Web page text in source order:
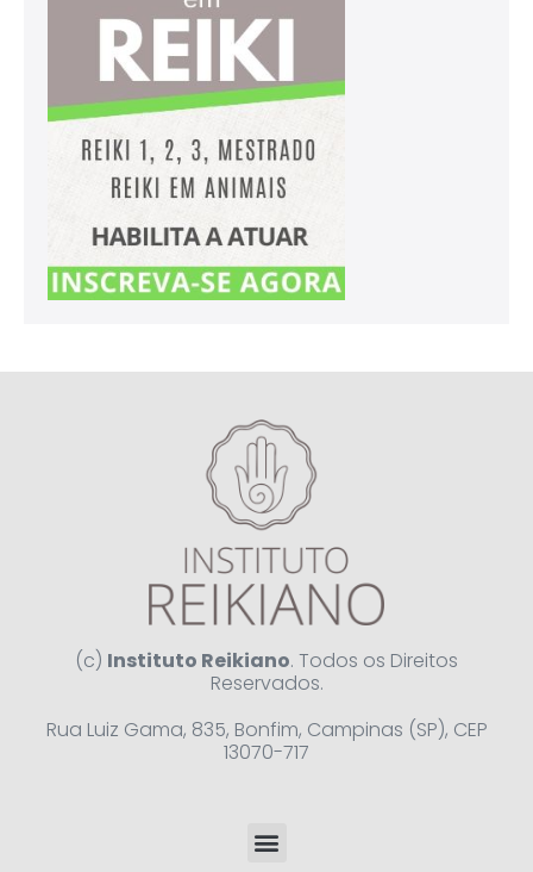
(c) Instituto Reikiano. Todos os Direitos
Reservados.
Rua Luiz Gama, 835, Bonfim, Campinas (SP), CEP
13070-717